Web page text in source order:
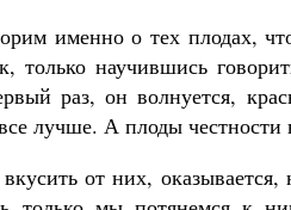
именно о тех плодах,
только научившись
раз, он волнуется,
лучше. А плоды
от них, оказывается,